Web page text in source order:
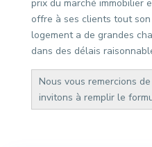
prix du marché immobilier
offre à ses clients tout
logement a de grandes
dans des délais
Nous vous remercions
invitons à remplir le